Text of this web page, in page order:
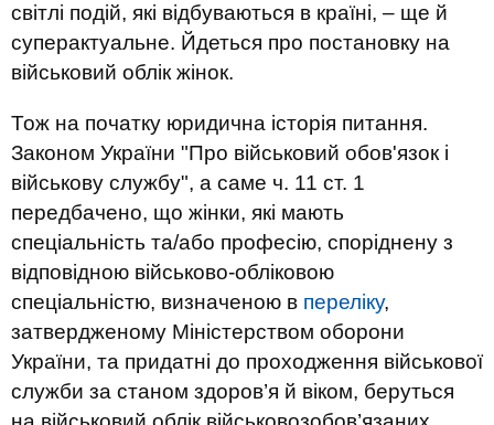
світлі подій, які відбуваються в країні, – ще й
суперактуальне. Йдеться про постановку на
військовий облік жінок.
Тож на початку юридична історія питання.
Законом України "Про військовий обов'язок і
військову службу", а саме ч. 11 ст. 1
передбачено, що жінки, які мають
спеціальність та/або професію, споріднену з
відповідною військово-обліковою
спеціальністю, визначеною в переліку,
затвердженому Міністерством оборони
України, та придатні до проходження військової
служби за станом здоров’я й віком, беруться